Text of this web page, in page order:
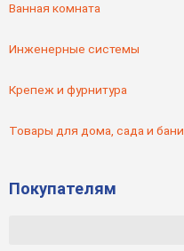
Ванная комната
Инженерные системы
Крепеж и фурнитура
Товары для дома, сада и бани
Покупателям